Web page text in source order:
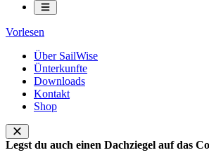
Vorlesen
Über SailWise
Ünterkunfte
Downloads
Kontakt
Shop
Legst du auch einen Dachziegel auf das